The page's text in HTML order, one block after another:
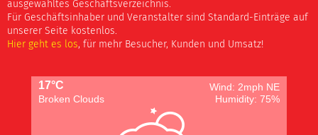
ausgewähltes Geschäftsverzeichnis.
Für Geschäftsinhaber und Veranstalter sind Standard-Einträge auf
unserer Seite kostenlos.
Hier geht es los, für mehr Besucher, Kunden und Umsatz!
17°C
Wind: 2mph NE
Broken Clouds
Humidity: 75%